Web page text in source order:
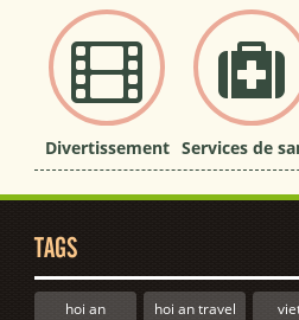
Divertissement Services de
TAGS
hoi an hoi an travel